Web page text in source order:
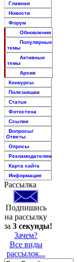
Главная
Новости
Форум
Обновления
Популярные
темы
Активные
темы
Архив
Конкурсы
Полезняшки
Статьи
Фотостена
Ссылки
Вопросы/
Ответы
Опросы
Рекламодателям
Карта сайта
Информация
Рассылка
Подпишись
на рассылку
за 3 секунды!
Зачем?
Все виды
рассылок...